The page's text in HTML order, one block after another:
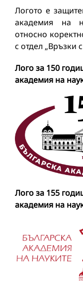
Логото е
академия на
относно
с отдел „Връзки
Лого за 150
академия на
Лого за 155
академия на